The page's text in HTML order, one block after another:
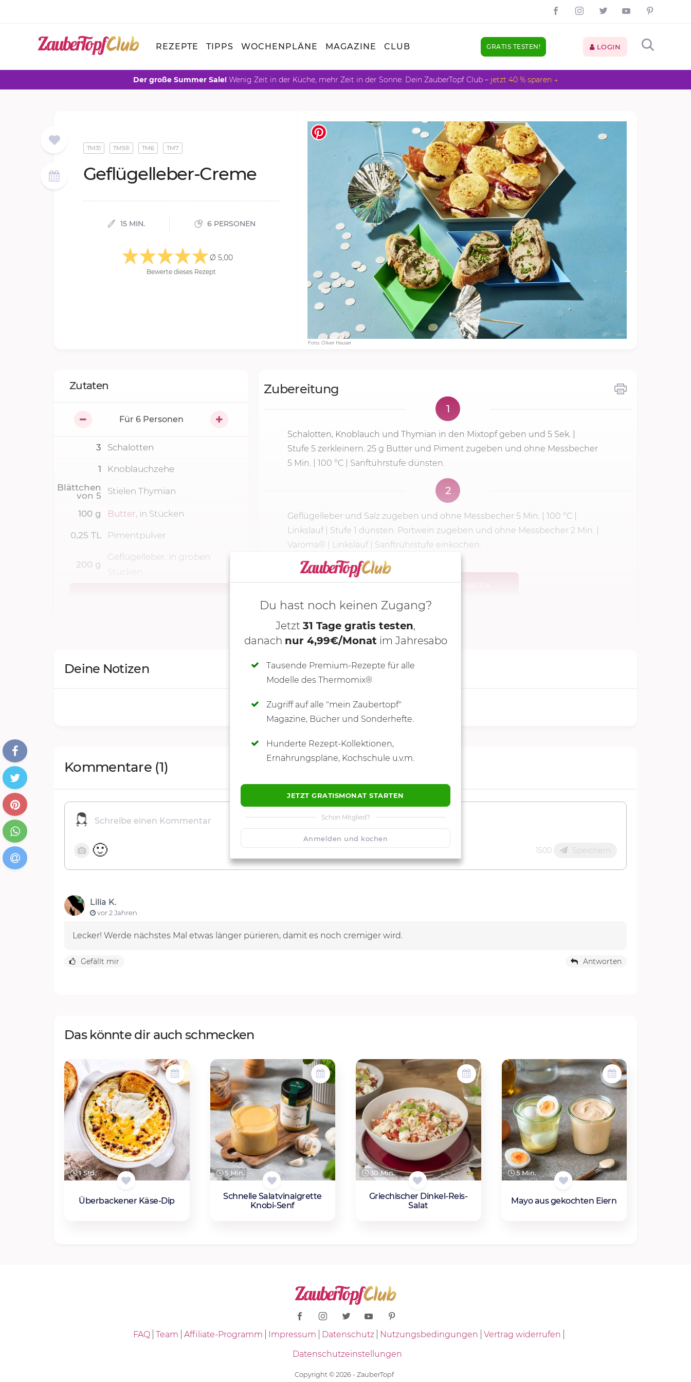
REZEPTE TIPPS WOCHENPLÄNE MAGAZINE CLUB GRATIS TESTEN! LOGIN
Der große Summer Sale! Wenig Zeit in der Küche, mehr Zeit in der Sonne. Dein ZauberTopf Club – jetzt 40 % sparen →
Foto: Oliver Hauser
TM31 TM5® TM6 TM7
Ge­flü­gel­le­ber-Cre­me
15 MIN. 6 PERSONEN
Ø 5,00
Bewerte dieses Rezept
Zubereitung
1
Schalotten, Knoblauch und Thymian in den Mixtopf geben und 5 Sek.
Stufe 5 zerkleinern. 25 g Butter und Piment zugeben und ohne Messbecher
5 Min.
100 °C | Sanftührstufe dünsten.
2
Geflügelleber und Salz zugeben und ohne Messbecher 5 Min. 100 °C
Linkslauf | Stufe 1 dünsten. Portwein zugeben und ohne Messbecher 2 Min. |
Varoma® | Linkslauf | Sanftrührstufe einkochen.
Zutaten
Für 6Personen
3 Schalotten
1
Knoblauchzehe
Blättchen
von 5 Stielen Thymian
100 g Butter, in Stücken
0,25 TL Pimentpulver
200 g
Geflügelleber, in groben
Stücken
Deine Notizen
SCHREIBE NEUE NOTIZ
Du hast noch keinen Zugang?
Jetzt 31 Tage gratis testen,
danach nur 4,99€/Monat im Jahresabo
Tausende Premium-Rezepte für alle
Modelle des Thermomix®
Zugriff auf alle "mein Zaubertopf"
Magazine, Bücher und Sonderhefte.
Hunderte Rezept-Kollektionen,
Ernährungspläne, Kochschule u.v.m.
JETZT GRATISMONAT STARTEN
Schon Mitglied?
Anmelden und kochen
Kommentare (1)
🙂 1500 Speichern
Lilia K.
vor 2 Jahren
Lecker! Werde nächstes Mal etwas länger pürieren, damit es noch cremiger wird.
Gefällt mir Antworten
Das könnte dir auch schmecken
1 Std.
Überbackener Käse-Dip
5 Min.
Schnelle Salatvinaigrette
Knobi-Senf
30 Min.
Griechischer Dinkel-Reis-
Salat
5 Min.
Mayo aus gekochten Eiern
FAQ Team Affiliate-Programm Impressum Datenschutz Nutzungsbedingungen
Vertrag widerrufen
Datenschutzeinstellungen
Copyright © 2026 - ZauberTopf